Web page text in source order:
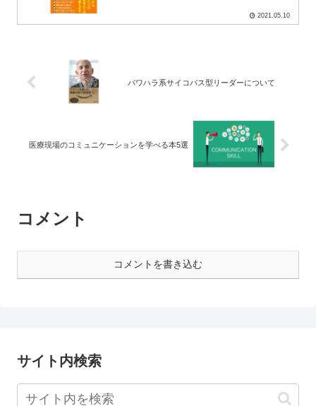
2021.05.10
パワハラ系サイコパス型リーダーについて
医療現場のコミュニケーションを学べる本5選
コメント
コメントを書き込む
サイト内検索